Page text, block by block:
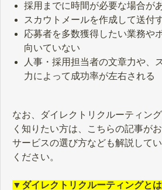
採用までに時間が必要な場合が
スカウトメールを作成して送付
応募者を多数獲得したい業務や
向いていない
人事・採用担当者の文章力や、
力によって成功率が左右される
なお、ダイレクトリクルーティン
く知りたい方は、こちらの記事が
サービスの選び方なども解説して
ください。
▼ダイレクトリクルーティングと